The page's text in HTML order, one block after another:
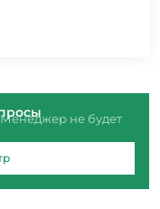
не будет